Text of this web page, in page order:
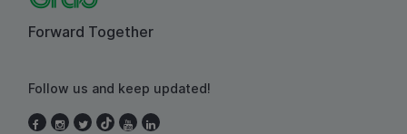
Forward Together
Follow us and keep updated!